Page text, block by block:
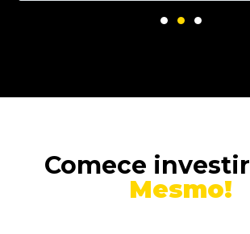
Comece investir
Mesmo!